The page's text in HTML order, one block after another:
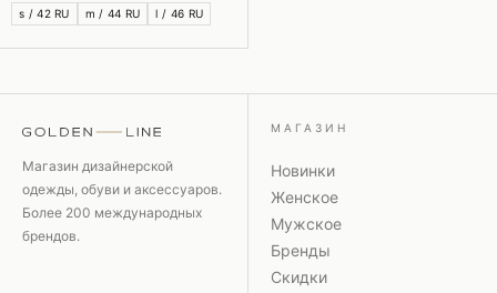
s / 42 RU m / 44 RU l / 46 RU
Магазин дизайнерской
одежды, обуви и аксессуаров.
Более 200 международных
брендов.
МАГАЗИН
Новинки
Женское
Мужское
Бренды
Скидки